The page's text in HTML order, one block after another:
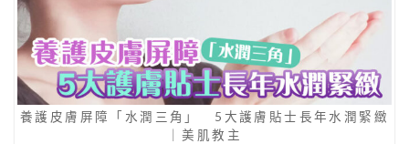
養護皮膚屏障「水潤三角」 5大護膚貼士長年水潤緊緻
｜美肌教主